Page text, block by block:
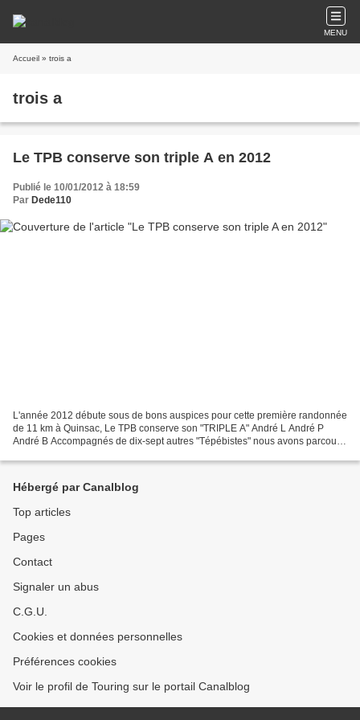
MENU
Accueil » trois a
trois a
Le TPB conserve son triple A en 2012
Publié le 10/01/2012 à 18:59
Par Dede110
L'année 2012 débute sous de bons auspices pour cette première randonnée
de 11 km à Quinsac, Le TPB conserve son "TRIPLE A" André L André P
André B Accompagnés de dix-sept autres "Tépébistes" nous avons parcouru
Hébergé par Canalblog
Top articles
Pages
Contact
Signaler un abus
C.G.U.
Cookies et données personnelles
Préférences cookies
Voir le profil de Touring sur le portail Canalblog